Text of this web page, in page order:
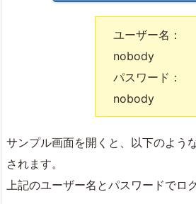
ユーザー名：
nobody
パスワード：
nobody
サンプル画面を開くと、以下のよう
されます。
上記のユーザー名とパスワードでロ